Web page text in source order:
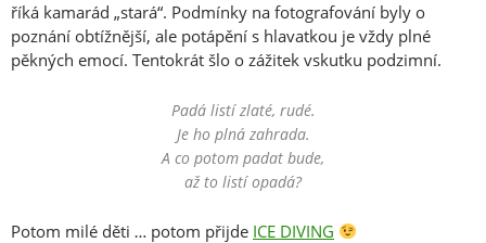
říká kamarád „stará“. Podmínky na fotografování byly o
poznání obtížnější, ale potápění s hlavatkou je vždy plné
pěkných emocí. Tentokrát šlo o zážitek vskutku podzimní.
Padá listí zlaté, rudé.
Je ho plná zahrada.
A co potom padat bude,
až to listí opadá?
Potom milé děti … potom přijde ICE DIVING